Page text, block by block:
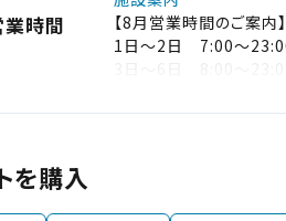
業時間
【8月営業時間のご案内】
1日～2日 7:00～
10日～14日 8:00～
【イオンモール常滑の営
を購入